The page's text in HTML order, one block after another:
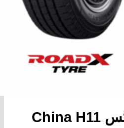
175/65/14 رودكس China H11